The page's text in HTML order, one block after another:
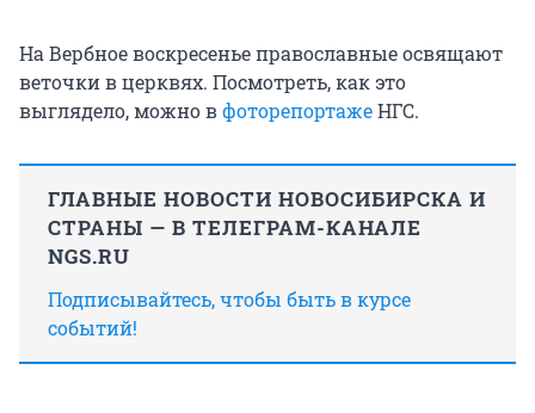
На Вербное воскресенье православные освящают
веточки в церквях. Посмотреть, как это
выглядело, можно вфоторепортажеНГС.
ГЛАВНЫЕ НОВОСТИ НОВОСИБИРСКА И
СТРАНЫ — В ТЕЛЕГРАМ-КАНАЛЕ
NGS.RU
Подписывайтесь, чтобы быть в курсе
событий!